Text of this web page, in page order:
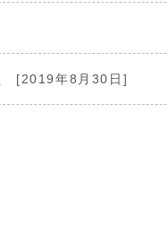
[2019年8月30日]